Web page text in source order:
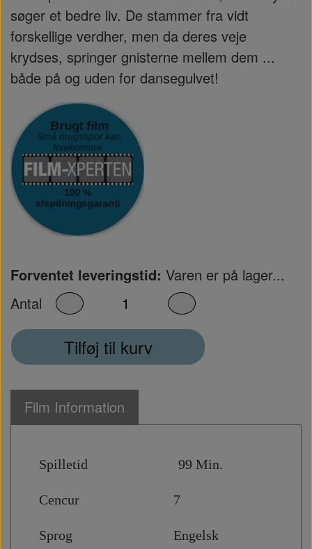
søger et bedre liv. De stammer fra vidt
forskellige verdher, men da deres veje
krydses, springer gnisterne mellem dem ...
både på og uden for dansegulvet!
Forventet leveringstid: Varen er på lager...
Antal
Tilføj til kurv
Film Information
Spilletid 99 Min.
Cencur 7
Sprog Engelsk